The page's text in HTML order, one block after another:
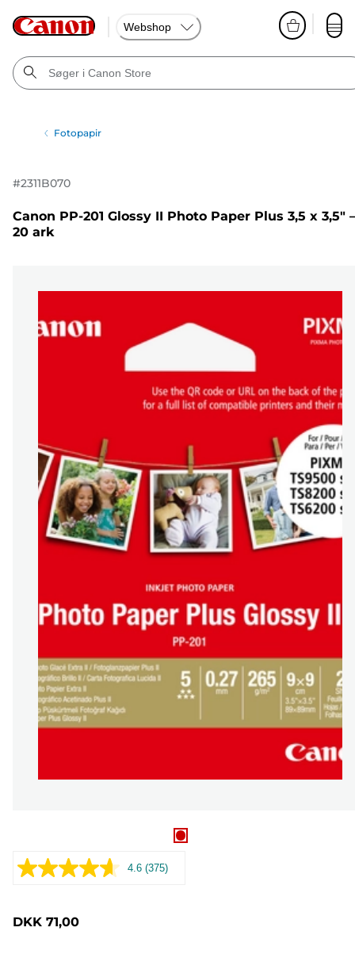
Webshop
Fotopapir
#2311B070
Canon PP-201 Glossy II Photo Paper Plus 3,5 x 3,5" –
20 ark
4.6 Læs
(375)
DKK 71,00